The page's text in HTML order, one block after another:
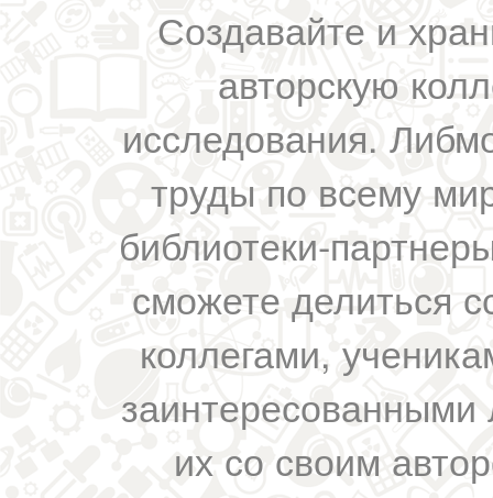
Создавайте и
авторскую
исследования.
труды по всему
библиотеки-
сможете делиться
коллегами,
их со своим